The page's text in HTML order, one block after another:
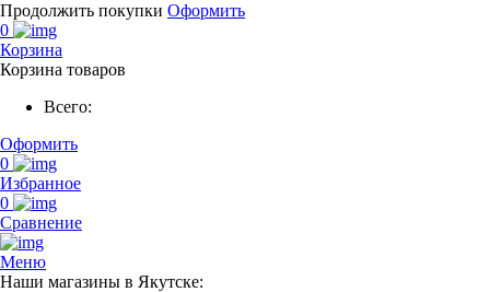
Продолжить покупки Оформить
0
Корзина
Корзина товаров
Всего:
Оформить
0
Избранное
0
Сравнение
Меню
Наши магазины в Якутске: